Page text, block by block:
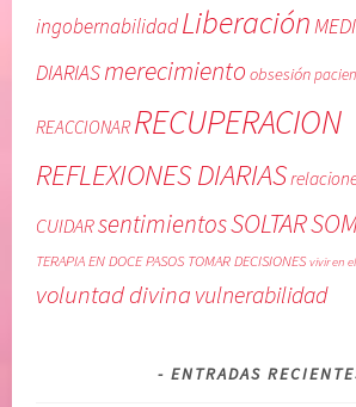
ingobernabilidadLiberación
DIARIASmerecimiento obsesión
REACCIONARRECUPERACION
REFLEXIONES DIARIAS
CUIDARsentimientosSOLTAR
TERAPIA EN DOCE PASOS TOMAR DECISIONES vivir en
voluntad divina vulnerabilidad
ENTRADAS